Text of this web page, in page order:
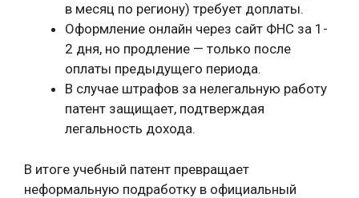
в месяц по региону) требует доплаты.
Оформление онлайн через сайт ФНС за 1-
2 дня, но продление — только после
оплаты предыдущего периода.
В случае штрафов за нелегальную работу
патент защищает, подтверждая
легальность дохода.
В итоге учебный патент превращает
неформальную подработку в официальный